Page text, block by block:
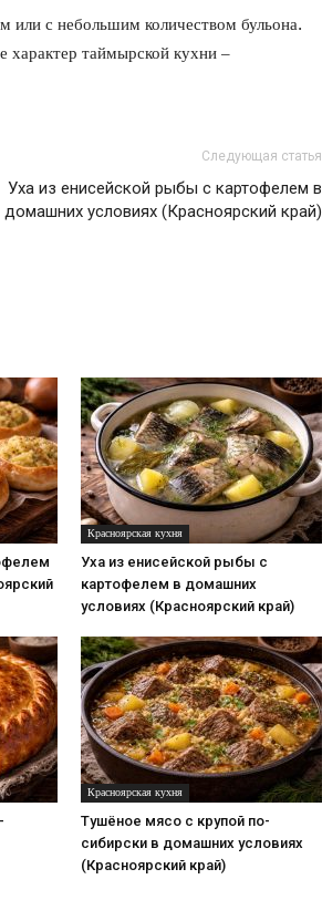
с небольшим количеством бульона.
таймырской кухни –
Следующая статья
Уха из енисейской рыбы с картофелем в
домашних условиях (Красноярский край)
Красноярская кухня
Уха из енисейской рыбы с
картофелем в домашних
условиях (Красноярский край)
Красноярская кухня
Тушёное мясо с крупой по-
сибирски в домашних условиях
(Красноярский край)